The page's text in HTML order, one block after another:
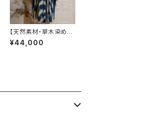
【天然素材・草木染め】
カシュクールドレス 柄
¥44,000